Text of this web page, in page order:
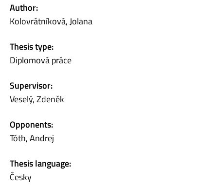
Author:
Kolovrátníková, Jolana
Thesis type:
Diplomová práce
Supervisor:
Veselý, Zdeněk
Opponents:
Tóth, Andrej
Thesis language:
Česky